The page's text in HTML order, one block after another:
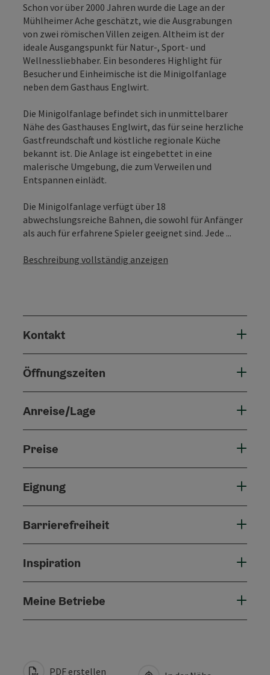
Schon vor über 2000 Jahren wurde die Lage an der
Mühlheimer Ache geschätzt, wie die Ausgrabungen
von zwei römischen Villen zeigen. Altheim ist der
ideale Ausgangspunkt für Natur-, Sport- und
Wellnessliebhaber. Ein besonderes Highlight für
Besucher und Einheimische ist die Minigolfanlage
neben dem Gasthaus Englwirt.
Die Minigolfanlage befindet sich in unmittelbarer
Nähe des Gasthauses Englwirt, das für seine herzliche
Gastfreundschaft und köstliche regionale Küche
bekannt ist. Die Anlage ist eingebettet in eine
malerische Umgebung, die zum Verweilen und
Entspannen einlädt.
Die Minigolfanlage verfügt über 18
abwechslungsreiche Bahnen, die sowohl für Anfänger
als auch für erfahrene Spieler geeignet sind. Jede ...
Beschreibung vollständig anzeigen
Kontakt
Öffnungszeiten
Anreise/Lage
Preise
Eignung
Barrierefreiheit
Inspiration
Meine Betriebe
PDF erstellen